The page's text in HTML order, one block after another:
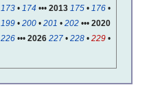
173• 174••• 2013 175• 176•
199• 200• 201 • 202••• 2020
226••• 2026 227• 228• 229•